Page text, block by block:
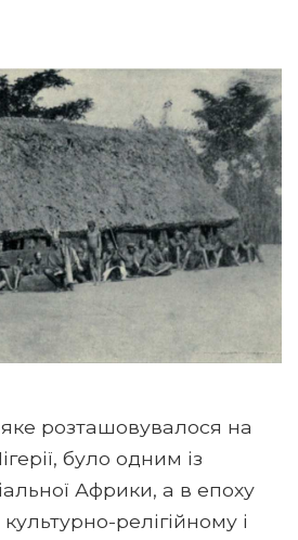
яке розташовувалося на
було одним із
Африки, а в епоху
релігійному і